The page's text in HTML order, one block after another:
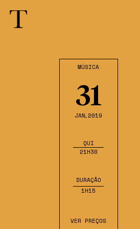
MÚSICA
31
JAN,2019
QUI
21H30
DURAÇÃO
1H15
VER PREÇOS